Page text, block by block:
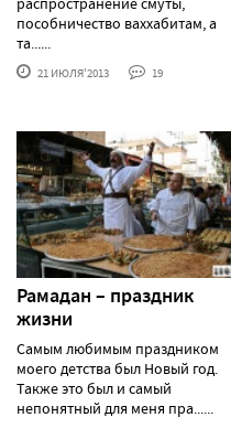
пособничество ваххабитам, а
та......
21 ИЮЛЯ'2013 19
Рамадан – праздник
жизни
Самым любимым праздником
моего детства был Новый год.
Также это был и самый
непонятный для меня пра......